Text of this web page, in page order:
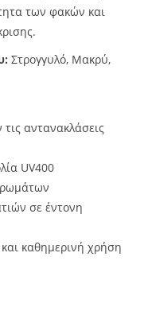
των φακών και
Στρογγυλό, Μακρύ,
αντανακλάσεις
UV400
σε έντονη
καθημερινή χρήση